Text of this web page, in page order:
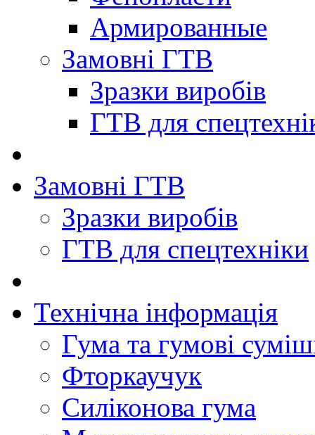
Армированные
Замовні ГТВ
Зразки виробів
ГТВ для
Замовні ГТВ
Зразки виробів
ГТВ для спецтехніки
Технічна інформація
Гума та гумові
Фторкаучук
Силіконова гума